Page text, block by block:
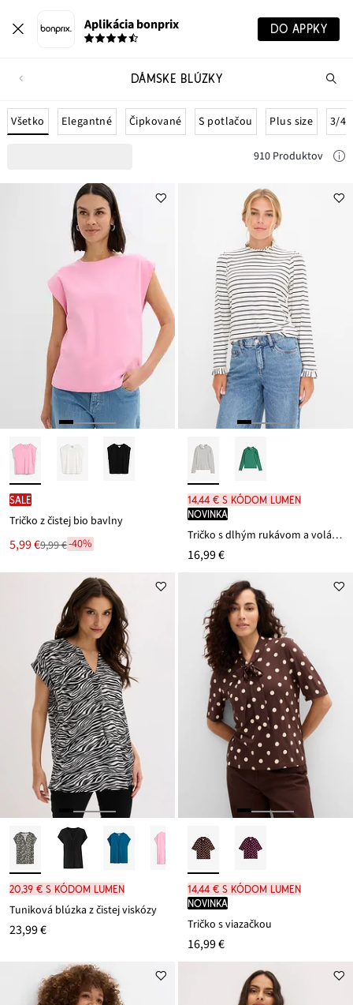
Aplikácia bonprix DO APPKY
DÁMSKE BLÚZKY
Všetko Elegantné Čipkované S potlačou Plus size 3/4
910 Produktov
SALE
Tričko z čistej bio bavlny
Nová
cena
je
5,99 €
Zľava9,99 €-40%
14,44 € s kódom LUMEN
novinka
Tričko s dlhým rukávom a volánmi
16,99 €
20,39 € s kódom LUMEN
Tuniková blúzka z čistej viskózy
23,99 €
14,44 € s kódom LUMEN
novinka
Tričko s viazačkou
16,99 €